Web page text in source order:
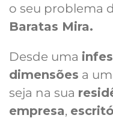
o seu problema
Baratas Mira.
Desde uma
dimensões a
seja na sua
empresa,